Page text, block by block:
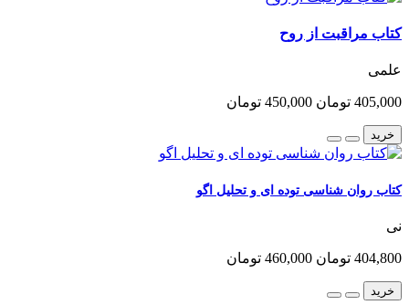
کتاب مراقبت از روح
علمی
405,000 تومان 450,000 تومان
خرید
کتاب روان شناسی توده ای و تحلیل اگو
نی
404,800 تومان 460,000 تومان
خرید